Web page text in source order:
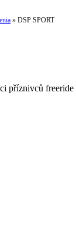
» DSP SPORT
příznivců